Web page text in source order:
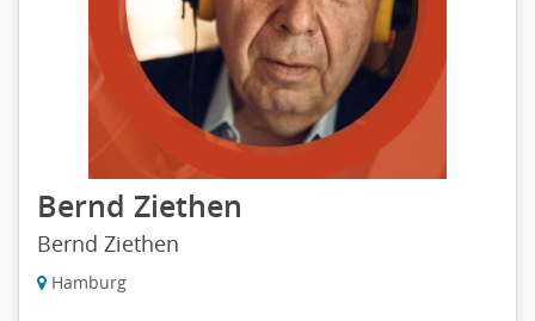
Bernd Ziethen
Bernd Ziethen
Hamburg